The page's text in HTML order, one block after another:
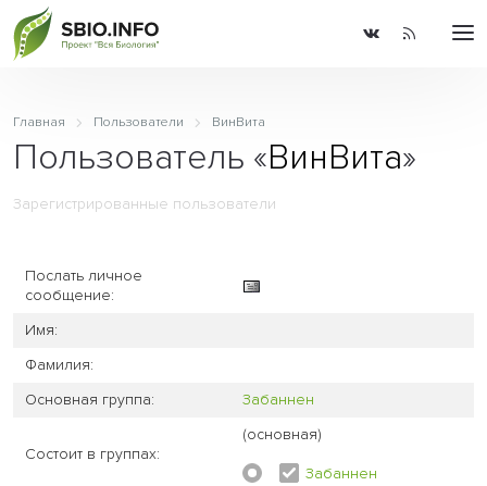
Главная Пользователи ВинВита
Пользователь «ВинВита»
Зарегистрированные пользователи
Послать личное
сообщение:
Имя:
Фамилия:
Основная группа:
Забаннен
Состоит в группах:
(основная)
Забаннен